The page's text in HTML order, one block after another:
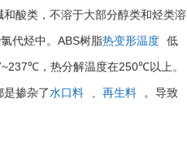
酸类，不溶于大部分醇类和烃类溶
代烃中。 ABS树脂热变形温度 低
，热分解温度在250℃以上。
是掺杂了水口料 、 再生料 。导致